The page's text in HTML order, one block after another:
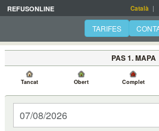
REFUSONLINE Català |
TARIFES
Tancat Obert Complet
PAS 1. MAPA